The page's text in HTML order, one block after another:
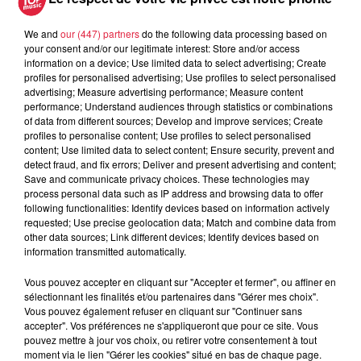
5 août 2026
Europa-Park : des précisons sur
l’après Euro-Mir
Dans la même série
l'éternité
Un champ de fraises pour l'éternité
We and our (447) partnersdo the following data processing based on
your consent and/or our legitimate interest: Store and/or access
information on a device; Use limited data to select advertising; Create
profiles for personalised advertising; Use profiles to select personalised
advertising; Measure advertising performance; Measure content
performance; Understand audiences through statistics or combinations
of data from different sources; Develop and improve services; Create
profiles to personalise content; Use profiles to select personalised
content; Use limited data to select content; Ensure security, prevent and
detect fraud, and fix errors; Deliver and present advertising and content;
Save and communicate privacy choices. These technologies may
process personal data such as IP address and browsing data to offer
following functionalities: Identify devices based on information actively
requested; Use precise geolocation data; Match and combine data from
other data sources; Link different devices; Identify devices based on
information transmitted automatically.
Vous pouvez accepter en cliquant sur "Accepter et fermer", ou affiner en
sélectionnant les finalités et/ou partenaires dans "Gérer mes choix".
Vous pouvez également refuser en cliquant sur "Continuer sans
accepter". Vos préférences ne s'appliqueront que pour ce site. Vous
pouvez mettre à jour vos choix, ou retirer votre consentement à tout
moment via le lien "Gérer les cookies" situé en bas de chaque page.